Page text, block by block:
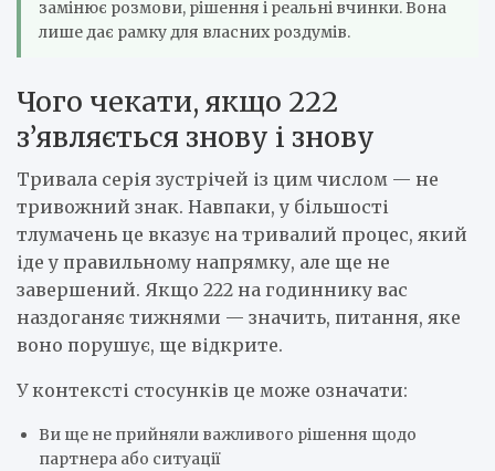
замінює розмови, рішення і реальні вчинки. Вона
лише дає рамку для власних роздумів.
Чого чекати, якщо 222
з’являється знову і знову
Тривала серія зустрічей із цим числом — не
тривожний знак. Навпаки, у більшості
тлумачень це вказує на тривалий процес, який
іде у правильному напрямку, але ще не
завершений. Якщо 222 на годиннику вас
наздоганяє тижнями — значить, питання, яке
воно порушує, ще відкрите.
У контексті стосунків це може означати:
Ви ще не прийняли важливого рішення щодо
партнера або ситуації